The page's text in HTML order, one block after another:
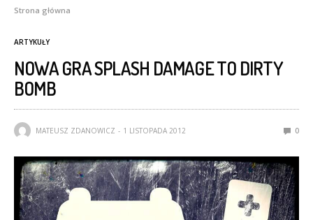
Strona główna
ARTYKUŁY
NOWA GRA SPLASH DAMAGE TO DIRTY
BOMB
MATEUSZ ZDANOWICZ 1 LISTOPADA 2012 0